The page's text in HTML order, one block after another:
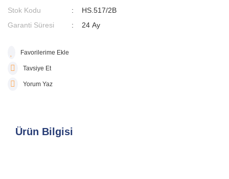
Stok Kodu
HS.517/2B
Garanti Süresi
24 Ay
Tavsiye Et
Yorum Yaz
Ürün Bilgisi